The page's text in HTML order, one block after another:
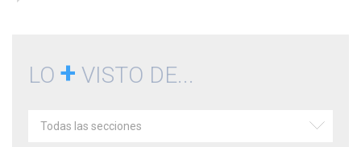
LO + VISTO DE...
Todas las secciones